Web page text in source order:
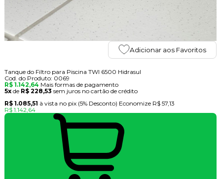
Adicionar aos Favoritos
Tanque do Filtro para Piscina TWI 6500 Hidrasul
Cod. do Produto: 0069
R$ 1.142,64 Mais formas de pagamento
5xde R$ 228,53 sem juros no cartão de crédito
R$ 1.085,51 à vista no pix (5% Desconto) Economize R$ 57,13
R$ 1.142,64